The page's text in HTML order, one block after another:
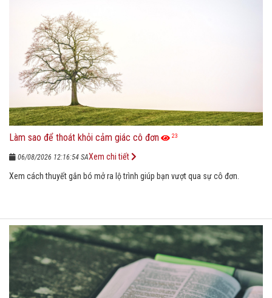
Làm sao để thoát khỏi cảm giác cô đơn 23
06/08/2026 12:16:54 SA
Xem cách thuyết gắn bó mở ra lộ trình giúp bạn vượt qua sự cô đơn.
Xem chi tiết